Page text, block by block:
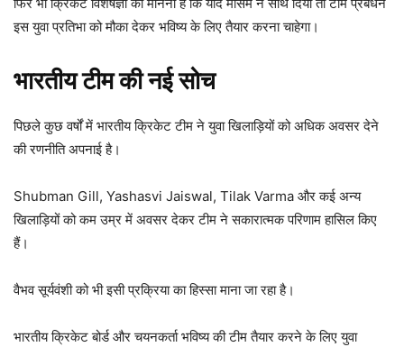
इस युवा प्रतिभा को मौका देकर भविष्य के लिए तैयार करना चाहेगा।
भारतीय टीम की नई सोच
पिछले कुछ वर्षों में भारतीय क्रिकेट टीम ने युवा खिलाड़ियों को अधिक अवसर देने
की रणनीति अपनाई है।
Shubman Gill, Yashasvi Jaiswal, Tilak Varma और कई अन्य
खिलाड़ियों को कम उम्र में अवसर देकर टीम ने सकारात्मक परिणाम हासिल किए
हैं।
वैभव सूर्यवंशी को भी इसी प्रक्रिया का हिस्सा माना जा रहा है।
भारतीय क्रिकेट बोर्ड और चयनकर्ता भविष्य की टीम तैयार करने के लिए युवा